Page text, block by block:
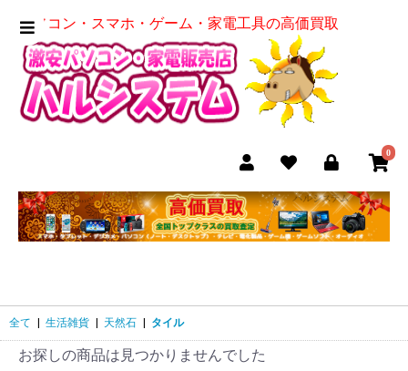
パソコン・スマホ・ゲーム・家電工具の高価買取
0
全て | 生活雑貨 | 天然石 | タイル
お探しの商品は見つかりませんでした